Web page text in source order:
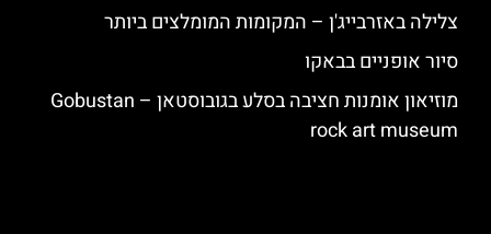
צלילה באזרבייג'ן – המקומות המומלצים ביותר
סיור אופניים בבאקו
מוזיאון אומנות חציבה בסלע בגובוסטאן – Gobustan
rock art museum